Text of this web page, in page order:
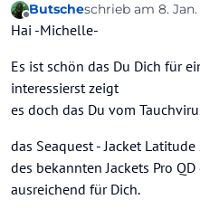
Offline
Butscheschrieb am 8. Jan.
zuletzt editiert
Hai -Michelle-
Es ist schön das Du Dich für
interessierst zeigt
es doch das Du vom
das Seaquest - Jacket
des bekannten Jackets Pro
ausreichend für Dich.